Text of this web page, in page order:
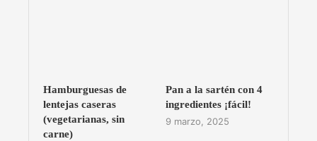
Hamburguesas de
lentejas caseras
(vegetarianas, sin
carne)
Pan a la sartén con 4
ingredientes ¡fácil!
9 marzo, 2025